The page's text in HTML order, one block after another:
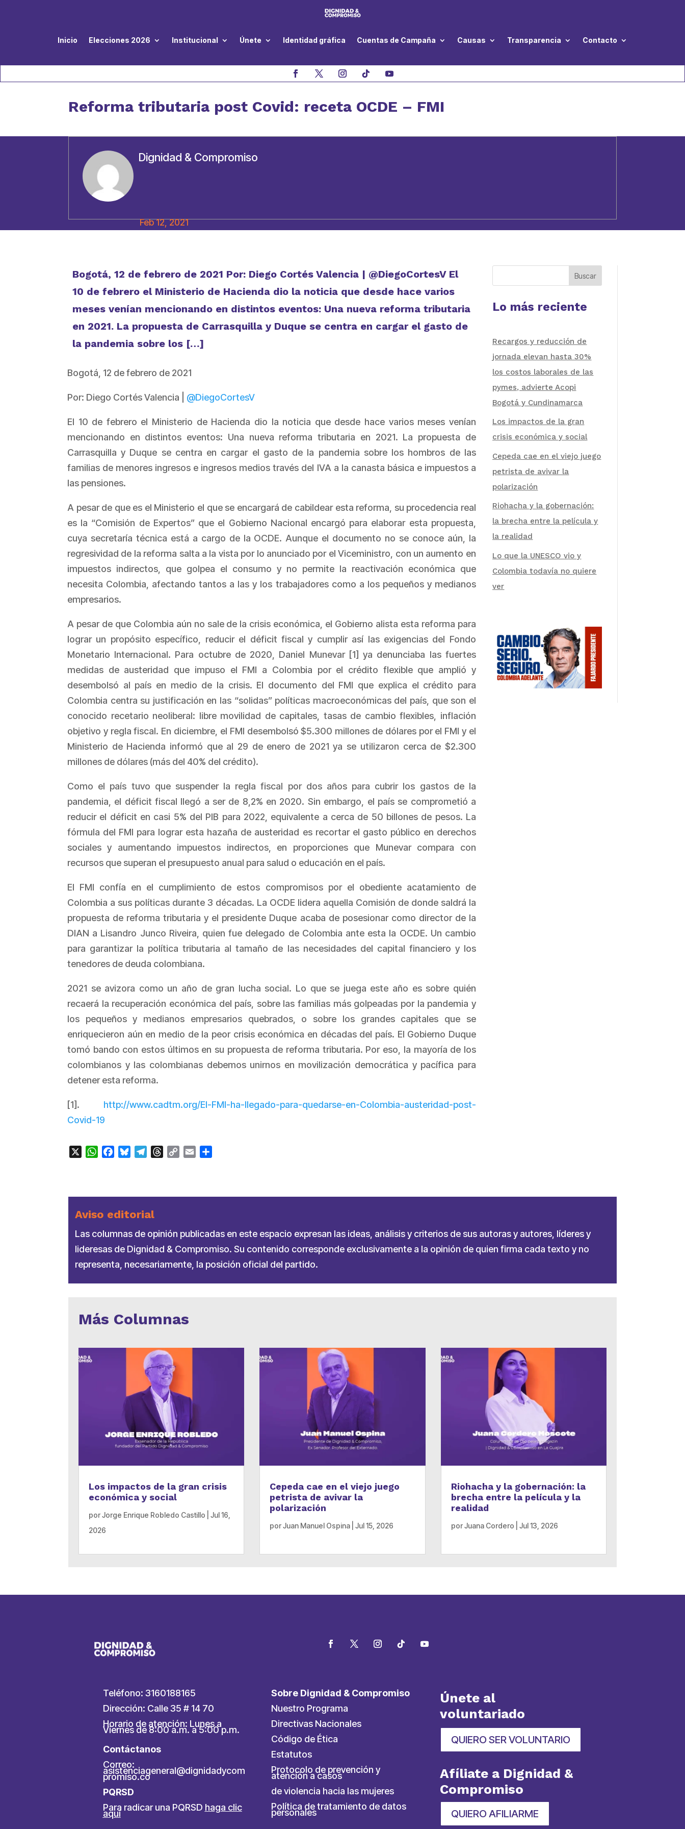
Inicio Elecciones 2026 Institucional Únete Identidad gráfica Cuentas de Campaña Causas Transparencia Contacto
Reforma tributaria post Covid: receta OCDE – FMI
Dignidad & Compromiso
Feb 12, 2021
Bogotá, 12 de febrero de 2021 Por: Diego Cortés Valencia | @DiegoCortesV El
10 de febrero el Ministerio de Hacienda dio la noticia que desde hace varios
meses venían mencionando en distintos eventos: Una nueva reforma tributaria
en 2021. La propuesta de Carrasquilla y Duque se centra en cargar el gasto de
la pandemia sobre los […]
Bogotá, 12 de febrero de 2021
Por: Diego Cortés Valencia | @DiegoCortesV
El 10 de febrero el Ministerio de Hacienda dio la noticia que desde hace varios meses venían
mencionando en distintos eventos: Una nueva reforma tributaria en 2021. La propuesta de
Carrasquilla y Duque se centra en cargar el gasto de la pandemia sobre los hombros de las
familias de menores ingresos e ingresos medios través del IVA a la canasta básica e impuestos a
las pensiones.
A pesar de que es el Ministerio el que se encargará de cabildear esta reforma, su procedencia real
es la “Comisión de Expertos” que el Gobierno Nacional encargó para elaborar esta propuesta,
cuya secretaría técnica está a cargo de la OCDE. Aunque el documento no se conoce aún, la
regresividad de la reforma salta a la vista por lo anunciado por el Viceministro, con un aumento en
impuestos indirectos, que golpea el consumo y no permite la reactivación económica que
necesita Colombia, afectando tantos a las y los trabajadores como a los pequeños y medianos
empresarios.
A pesar de que Colombia aún no sale de la crisis económica, el Gobierno alista esta reforma para
lograr un propósito específico, reducir el déficit fiscal y cumplir así las exigencias del Fondo
Monetario Internacional. Para octubre de 2020, Daniel Munevar [1] ya denunciaba las fuertes
medidas de austeridad que impuso el FMI a Colombia por el crédito flexible que amplió y
desembolsó al país en medio de la crisis. El documento del FMI que explica el crédito para
Colombia centra su justificación en las “solidas” políticas macroeconómicas del país, que son el
conocido recetario neoliberal: libre movilidad de capitales, tasas de cambio flexibles, inflación
objetivo y regla fiscal. En diciembre, el FMI desembolsó $5.300 millones de dólares por el FMI y el
Ministerio de Hacienda informó que al 29 de enero de 2021 ya se utilizaron cerca de $2.300
millones de dólares (más del 40% del crédito).
Como el país tuvo que suspender la regla fiscal por dos años para cubrir los gastos de la
pandemia, el déficit fiscal llegó a ser de 8,2% en 2020. Sin embargo, el país se comprometió a
reducir el déficit en casi 5% del PIB para 2022, equivalente a cerca de 50 billones de pesos. La
fórmula del FMI para lograr esta hazaña de austeridad es recortar el gasto público en derechos
sociales y aumentando impuestos indirectos, en proporciones que Munevar compara con
recursos que superan el presupuesto anual para salud o educación en el país.
El FMI confía en el cumplimiento de estos compromisos por el obediente acatamiento de
Colombia a sus políticas durante 3 décadas. La OCDE lidera aquella Comisión de donde saldrá la
propuesta de reforma tributaria y el presidente Duque acaba de posesionar como director de la
DIAN a Lisandro Junco Riveira, quien fue delegado de Colombia ante esta la OCDE. Un cambio
para garantizar la política tributaria al tamaño de las necesidades del capital financiero y los
tenedores de deuda colombiana.
2021 se avizora como un año de gran lucha social. Lo que se juega este año es sobre quién
recaerá la recuperación económica del país, sobre las familias más golpeadas por la pandemia y
los pequeños y medianos empresarios quebrados, o sobre los grandes capitales que se
enriquecieron aún en medio de la peor crisis económica en décadas del país. El Gobierno Duque
tomó bando con estos últimos en su propuesta de reforma tributaria. Por eso, la mayoría de los
colombianos y las colombianas debemos unirnos en movilización democrática y pacífica para
detener esta reforma.
[1]. http://www.cadtm.org/El-FMI-ha-llegado-para-quedarse-en-Colombia-austeridad-post-
Covid-19
WhatsApp
FacebookBlueskyTelegramThreads
Copy Email
Buscar
Lo más reciente
Recargos y reducción de
jornada elevan hasta 30%
los costos laborales de las
pymes, advierte Acopi
Bogotá y Cundinamarca
Los impactos de la gran
crisis económica y social
Cepeda cae en el viejo juego
petrista de avivar la
polarización
Riohacha y la gobernación:
la brecha entre la película y
la realidad
Lo que la UNESCO vio y
Colombia todavía no quiere
ver
Aviso editorial
Las columnas de opinión publicadas en este espacio expresan las ideas, análisis y criterios de sus autoras y autores, líderes y
lideresas de Dignidad & Compromiso. Su contenido corresponde exclusivamente a la opinión de quien firma cada texto y no
representa, necesariamente, la posición oficial del partido.
Más Columnas
Los impactos de la gran crisis
económica y social
porJorge Enrique Robledo Castillo |Jul 16,
2026
Cepeda cae en el viejo juego
petrista de avivar la
polarización
porJuan Manuel Ospina |Jul 15, 2026
Riohacha y la gobernación: la
brecha entre la película y la
realidad
porJuana Cordero Jul 13, 2026
Teléfono: 3160188165
Dirección: Calle 35 # 14 70
Horario de atención: Lunes a
Viernes de 8:00 a.m. a 5:00 p.m.
Contáctanos
Correo:
asistenciageneral@dignidadycom
promiso.co
PQRSD
Para radicar una PQRSD haga clic
aquí
Sobre Dignidad & Compromiso
Nuestro Programa
Directivas Nacionales
Código de Ética
Estatutos
Protocolo de prevención y
atención a casos
de violencia hacia las mujeres
Política de tratamiento de datos
personales
Únete al
voluntariado
QUIERO SER VOLUNTARIO
Afíliate a Dignidad &
Compromiso
QUIERO AFILIARME